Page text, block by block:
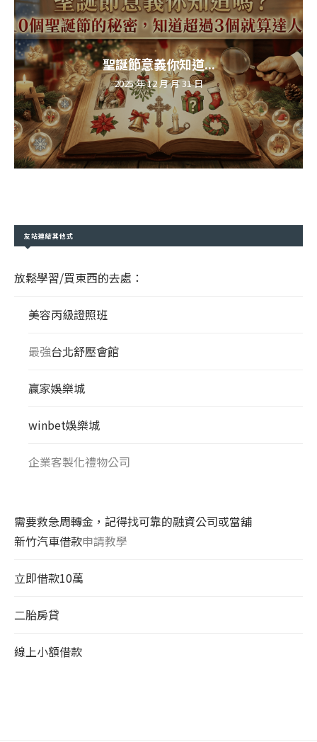
聖誕節意義你知道...
2025 年 12 月 月 31 日
友站連結其他式
放鬆學習/買東西的去處：
美容丙級證照班
最強台北舒壓會館
贏家娛樂城
winbet娛樂城
企業客製化禮物公司
需要救急周轉金，記得找可靠的融資公司或當舖
新竹汽車借款申請教學
立即借款10萬
二胎房貸
線上小額借款